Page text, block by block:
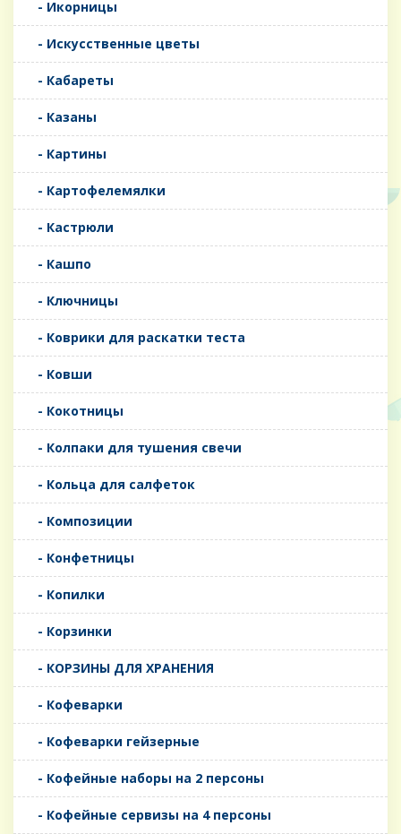
- Икорницы
- Искусственные цветы
- Кабареты
- Казаны
- Картины
- Картофелемялки
- Кастрюли
- Кашпо
- Ключницы
- Коврики для раскатки теста
- Ковши
- Кокотницы
- Колпаки для тушения свечи
- Кольца для салфеток
- Композиции
- Конфетницы
- Копилки
- Корзинки
- КОРЗИНЫ ДЛЯ ХРАНЕНИЯ
- Кофеварки
- Кофеварки гейзерные
- Кофейные наборы на 2 персоны
- Кофейные сервизы на 4 персоны